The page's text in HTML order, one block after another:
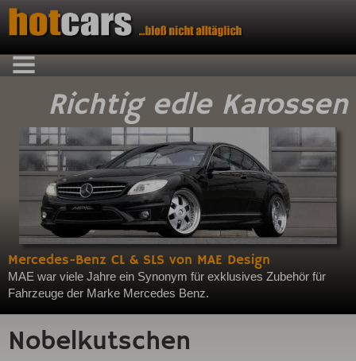
Richtig edle Karossen
Mercedes-Benz CL & SLS von MAE Design
MAE war viele Jahre ein Synonym für exklusives Zubehör für
Fahrzeuge der Marke Mercedes Benz.
Nobelkutschen